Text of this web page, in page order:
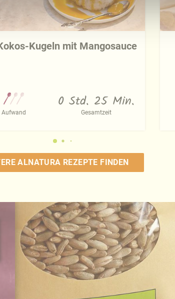
Kugeln mit Mangosauce
Aufwand
0 Std. 25 Min.
Gesamtzeit
ALNATURA REZEPTE FINDEN